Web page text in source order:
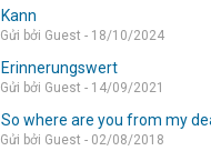
Kann
Gửi bởi Guest - 18/10/2024
Erinnerungswert
Gửi bởi Guest - 14/09/2021
So where are you from my
Gửi bởi Guest - 02/08/2018